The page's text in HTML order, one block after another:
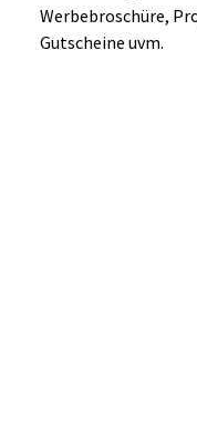
Werbebroschüre,
Gutscheine uvm.